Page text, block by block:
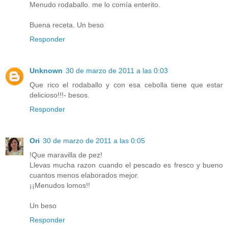
Menudo rodaballo. me lo comía enterito.
Buena receta. Un beso
Responder
Unknown 30 de marzo de 2011 a las 0:03
Que rico el rodaballo y con esa cebolla tiene que estar
delicioso!!!- besos.
Responder
Ori 30 de marzo de 2011 a las 0:05
!Que maravilla de pez!
Llevas mucha razon cuando el pescado es fresco y bueno
cuantos menos elaborados mejor.
¡¡Menudos lomos!!
Un beso
Responder